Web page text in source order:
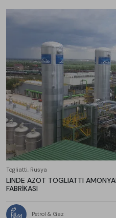
Togliatti, Rusya
LINDE AZOT TOGLIATTI
FABRİKASI
Petrol & Gaz